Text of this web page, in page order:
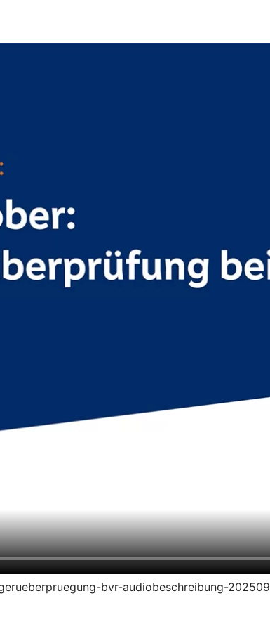
bvr-audiobeschreibung-202509